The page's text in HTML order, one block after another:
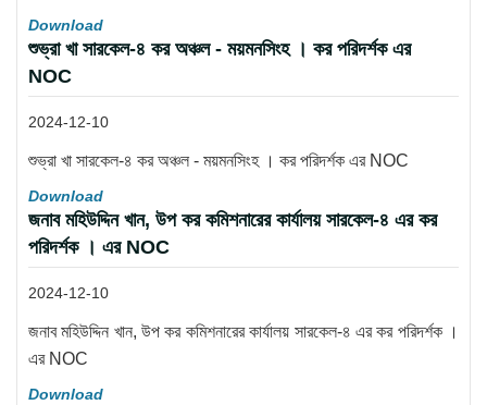
Download
শুভ্রা খা সারকেল-৪ কর অঞ্চল - ময়মনসিংহ । কর পরিদর্শক এর
NOC
2024-12-10
শুভ্রা খা সারকেল-৪ কর অঞ্চল - ময়মনসিংহ । কর পরিদর্শক এর NOC
Download
জনাব মহিউদ্দিন খান, উপ কর কমিশনারের কার্যালয় সারকেল-৪ এর কর
পরিদর্শক । এর NOC
2024-12-10
জনাব মহিউদ্দিন খান, উপ কর কমিশনারের কার্যালয় সারকেল-৪ এর কর পরিদর্শক ।
এর NOC
Download